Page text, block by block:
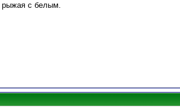
рыжая с белым.